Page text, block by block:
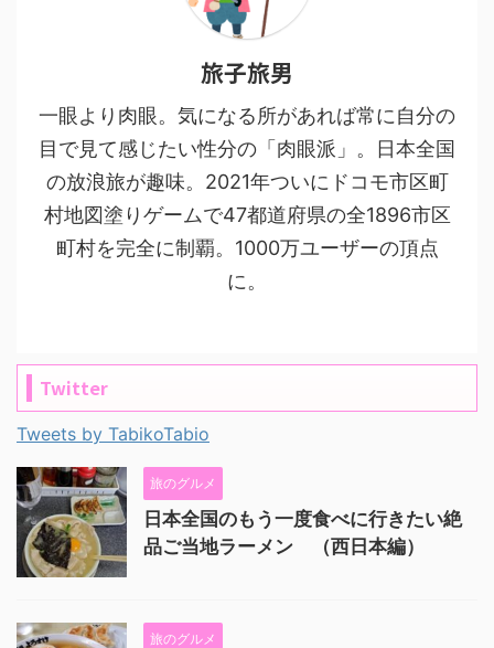
旅子旅男
一眼より肉眼。気になる所があれば常に自分の
目で見て感じたい性分の「肉眼派」。日本全国
の放浪旅が趣味。2021年ついにドコモ市区町
村地図塗りゲームで47都道府県の全1896市区
町村を完全に制覇。1000万ユーザーの頂点
に。
Twitter
Tweets by TabikoTabio
旅のグルメ
日本全国のもう一度食べに行きたい絶
品ご当地ラーメン （西日本編）
旅のグルメ